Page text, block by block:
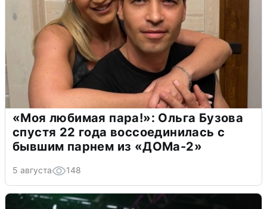
«Моя любимая пара!»: Ольга Бузова
спустя 22 года воссоединилась с
бывшим парнем из «ДОМа-2»
5 августа 148